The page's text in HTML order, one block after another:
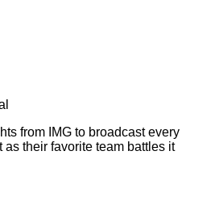
from IMG to broadcast every
their favorite team battles it